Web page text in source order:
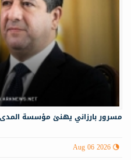
مسرور بارزاني يهنئ مؤسسة
Aug 06 2026